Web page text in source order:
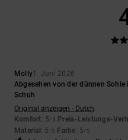
Molly1. Juni 2026
Abgesehen von der dünnen
Schuh
Original anzeigen - Dutch
Komfort: 5/5 Preis-Leistungs-
Material : 5 /5 Farbe: 5/5